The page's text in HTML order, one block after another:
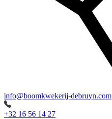
info@boomkwekerij-debruyn.com
+32 16 56 14 27